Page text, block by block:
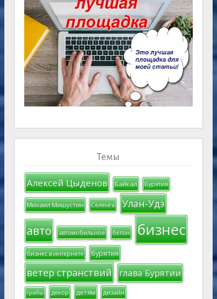
Темы
Алексей Цыденов Байкал Бурятия
Михаил Мишустин Селенга Улан-Удэ
авто автомобильное бетон бизнес
бизнес в интернете бурятия
ветер странствий глава Бурятии
грибы декор детям дизайн